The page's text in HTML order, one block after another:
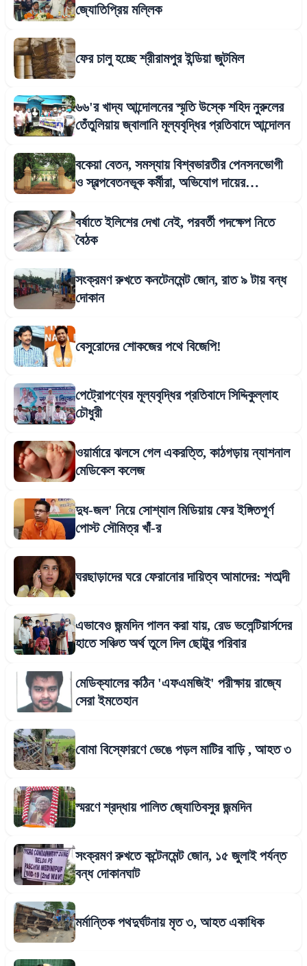
জ্যোতিপ্রিয় মল্লিক
ফের চালু হচ্ছে শ্রীরামপুর ইন্ডিয়া জুটমিল
৬৬'র খাদ্য আন্দোলনের স্মৃতি উস্কে শহিদ নুরুলের
তেঁতুলিয়ায় জ্বালানি মূল্যবৃদ্ধির প্রতিবাদে আন্দোলন
বকেয়া বেতন, সমস্যায় বিশ্বভারতীর পেনসনভোগী
ও স্বল্পবেতনভূক কর্মীরা, অভিযোগ দায়ের
বর্ষাতে ইলিশের দেখা নেই, পরবর্তী পদক্ষেপ নিতে
বৈঠক
সংক্রমণ রুখতে কনটেনমেন্ট জোন, রাত ৯ টায় বন্ধ
দোকান
বেসুরোদের শোকজের পথে বিজেপি!
পেট্রোপণ্যের মূল্যবৃদ্ধির প্রতিবাদে সিদ্দিকুল্লাহ
চৌধুরী
ওয়ার্মারে ঝলসে গেল একরত্তি, কাঠগড়ায় ন্যাশনাল
মেডিকেল কলেজ
দুধ-জল' নিয়ে সোশ্যাল মিডিয়ায় ফের ইঙ্গিতপূর্ণ
পোস্ট সৌমিত্র খাঁ-র
ঘরছাড়াদের ঘরে ফেরানোর দায়িত্ব আমাদের: শতাব্দী
এভাবেও জন্মদিন পালন করা যায়, রেড ভলেন্টিয়ার্সদের
হাতে সঞ্চিত অর্থ তুলে দিল ছোট্টুর পরিবার
মেডিক্যালের কঠিন 'এফএমজিই' পরীক্ষায় রাজ্যে
সেরা ইমতেহান
বোমা বিস্ফোরণে ভেঙে পড়ল মাটির বাড়ি , আহত ৩
স্মরণে শ্রদ্ধায় পালিত জ‍্যোতিবসুর জন্মদিন
সংক্রমণ রুখতে কন্টেনমেন্ট জোন, ১৫ জুলাই পর্যন্ত
বন্ধ দোকানঘাট
মর্মান্তিক পথদুর্ঘটনায় মৃত ৩, আহত একাধিক